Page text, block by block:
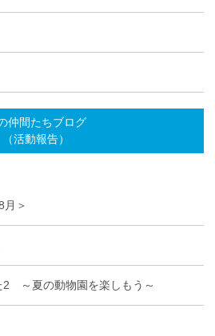
仲間たちブログ
（活動報告）
＞
2 ～夏の動物園を楽しもう～